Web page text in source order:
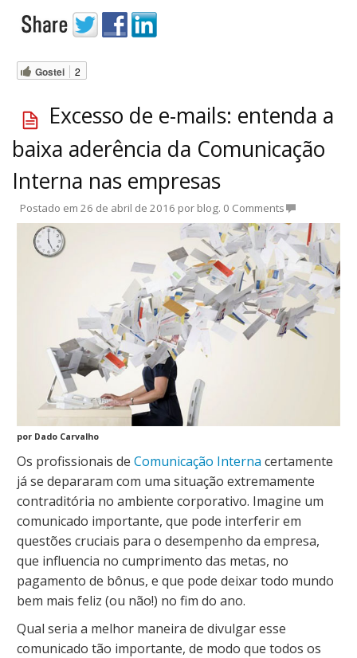
Gostei 2
Excesso de e-mails: entenda a
baixa aderência da Comunicação
Interna nas empresas
Postado em 26 de abril de 2016 por blog. 0 Comments
por Dado Carvalho
Os profissionais de Comunicação Interna certamente
já se depararam com uma situação extremamente
contraditória no ambiente corporativo. Imagine um
comunicado importante, que pode interferir em
questões cruciais para o desempenho da empresa,
que influencia no cumprimento das metas, no
pagamento de bônus, e que pode deixar todo mundo
bem mais feliz (ou não!) no fim do ano.
Qual seria a melhor maneira de divulgar esse
comunicado tão importante, de modo que todos os